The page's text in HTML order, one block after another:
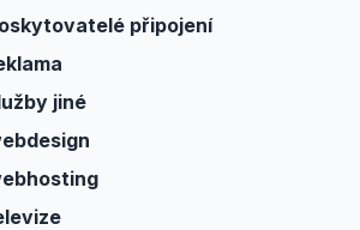
připojení
jiné